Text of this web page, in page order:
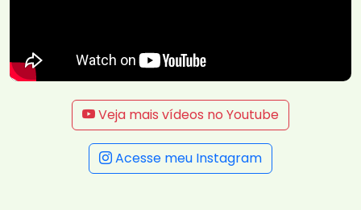
Veja mais vídeos no Youtube
Acesse meu Instagram